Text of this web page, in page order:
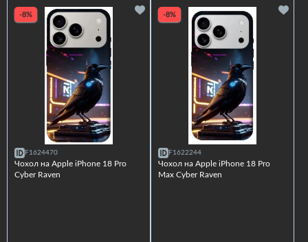
-8%
F1624470
Чохол на Apple iPhone 18 Pro
Cyber Raven
-8%
F1622244
Чохол на Apple iPhone 18 Pro
Max Cyber Raven